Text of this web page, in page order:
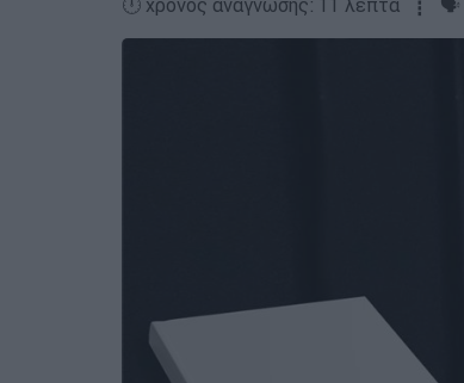
🕛 χρόνος ανάγνωσης: 11 λεπτά ┋ 🗣️